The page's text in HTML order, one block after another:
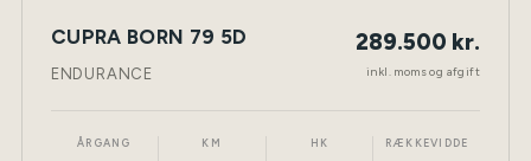
NY BIL ELEKTRISK TØNDER
CUPRA BORN 79 5D
ENDURANCE
289.500 kr.
inkl. moms og afgift
ÅRGANG KM HK RÆKKEVIDDE